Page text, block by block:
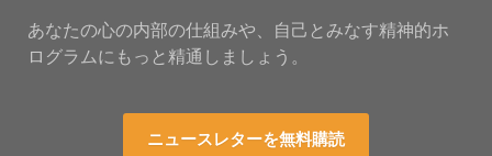
あなたの心の内部の仕組みや、自己とみなす精神的ホ
ログラムにもっと精通しましょう。
ニュースレターを無料購読